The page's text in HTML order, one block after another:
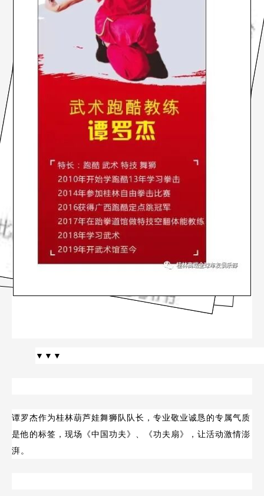
▼▼▼
谭罗杰作为桂林葫芦娃舞狮队队长，专业敬业诚恳的专属气质
是他的标签，现场《中国功夫》、《功夫扇》，让活动激情澎
湃。